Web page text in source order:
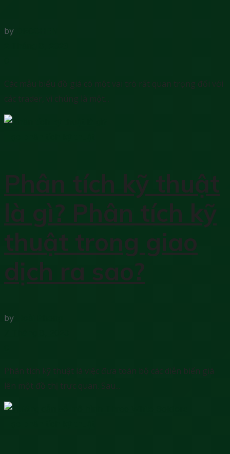
by
Các mẫu biểu đồ giá có một vai trò rất quan trọng đối với
các trader, vì chúng là một...
Phân tích kỹ thuật
là gì? Phân tích kỹ
thuật trong giao
dịch ra sao?
by
Phân tích kỹ thuật là việc đưa toàn bộ các diễn biến giá
lên một đồ thị trực quan. Sau...